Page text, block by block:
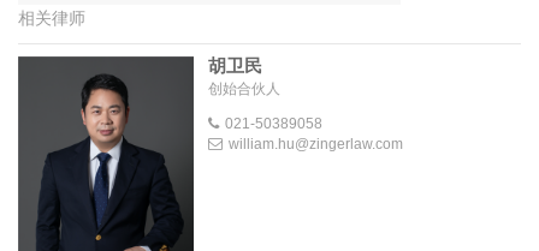
相关律师
胡卫民
创始合伙人
021-50389058
william.hu@zingerlaw.com